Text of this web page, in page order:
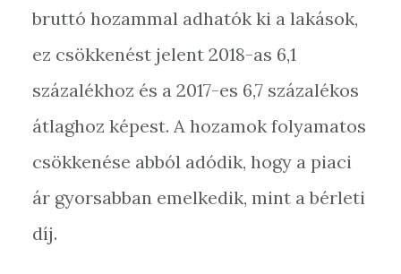
bruttó hozammal adhatók ki a lakások,
ez csökkenést jelent 2018-as 6,1
százalékhoz és a 2017-es 6,7 százalékos
átlaghoz képest. A hozamok folyamatos
csökkenése abból adódik, hogy a piaci
ár gyorsabban emelkedik, mint a bérleti
díj.